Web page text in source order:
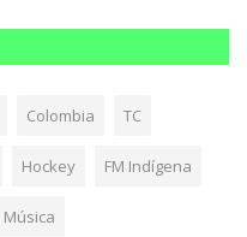
Colombia TC
Hockey FM Indígena
Música